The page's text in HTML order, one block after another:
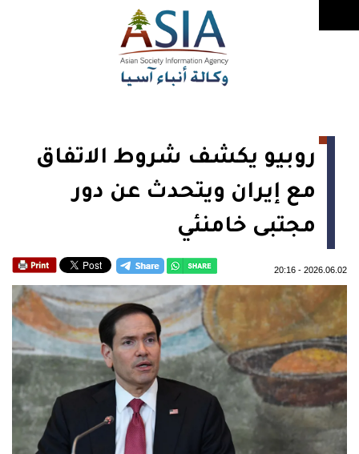
روبيو يكشف شروط الاتفاق
مع إيران ويتحدث عن دور
مجتبى خامنئي
2026.06.02
-
20:16